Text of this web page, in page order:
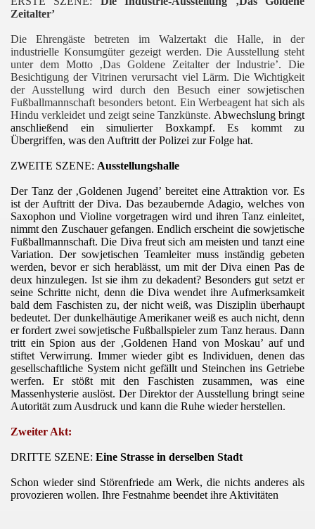
Zeitalter’
Die Ehrengäste betreten im Walzertakt die Halle, in der
industrielle Konsumgüter gezeigt werden. Die Ausstellung steht
unter dem Motto ‚Das Goldene Zeitalter der Industrie’. Die
Besichtigung der Vitrinen verursacht viel Lärm. Die Wichtigkeit
der Ausstellung wird durch den Besuch einer sowjetischen
Fußballmannschaft besonders betont. Ein Werbeagent hat sich als
Hindu verkleidet und zeigt seine Tanzkünste. Abwechslung bringt
anschließend ein simulierter Boxkampf. Es kommt zu
Übergriffen, was den Auftritt der Polizei zur Folge hat.
ZWEITE SZENE: Ausstellungshalle
Der Tanz der ‚Goldenen Jugend’ bereitet eine Attraktion vor. Es
ist der Auftritt der Diva. Das bezaubernde Adagio, welches von
Saxophon und Violine vorgetragen wird und ihren Tanz einleitet,
nimmt den Zuschauer gefangen. Endlich erscheint die sowjetische
Fußballmannschaft. Die Diva freut sich am meisten und tanzt eine
Variation. Der sowjetischen Teamleiter muss inständig gebeten
werden, bevor er sich herablässt, um mit der Diva einen Pas de
deux hinzulegen. Ist sie ihm zu dekadent? Besonders gut setzt er
seine Schritte nicht, denn die Diva wendet ihre Aufmerksamkeit
bald dem Faschisten zu, der nicht weiß, was Disziplin überhaupt
bedeutet. Der dunkelhäutige Amerikaner weiß es auch nicht, denn
er fordert zwei sowjetische Fußballspieler zum Tanz heraus. Dann
tritt ein Spion aus der ‚Goldenen Hand von Moskau’ auf und
stiftet Verwirrung. Immer wieder gibt es Individuen, denen das
gesellschaftliche System nicht gefällt und Steinchen ins Getriebe
werfen. Er stößt mit den Faschisten zusammen, was eine
Massenhysterie auslöst. Der Direktor der Ausstellung bringt seine
Autorität zum Ausdruck und kann die Ruhe wieder herstellen.
Zweiter Akt:
DRITTE SZENE: Eine Strasse in derselben Stadt
Schon wieder sind Störenfriede am Werk, die nichts anderes als
provozieren wollen. Ihre Festnahme beendet ihre Aktivitäten